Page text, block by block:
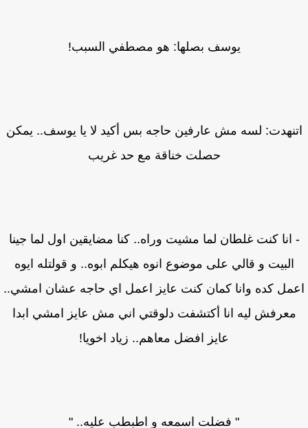
يوسف بصلها: هو مصطفي السبب!
لسه مش عارفين حاجه بس أكيد لا يا يوسف.. يمكن
حصلت خناقة مع حد غريب
انا كنت غلطان لما مشيت وراه.. كنا مضايقين اول لما جينا
البيت و قالي على موضوع انوه هيكلم ابوه.. و قولتله ايوه
كده وانا كمان كنت عايز اعمل اي حاجه عشان امشي..
معرفش ليه انا أكتشفت دلوقتي اني مش عايز امشي ابدا
عايز افضل معاهم.. زياد اخويا!
" فضلت اسمعه و اطبطب عليه.. "